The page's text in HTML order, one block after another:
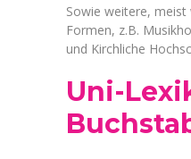
Sowie weitere,
Formen, z.B.
und Kirchliche
Uni-